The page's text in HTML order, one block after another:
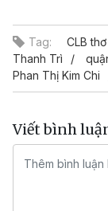
Tag: CLB
Thanh Trì
Phan Thị Kim Chi
Viết bình